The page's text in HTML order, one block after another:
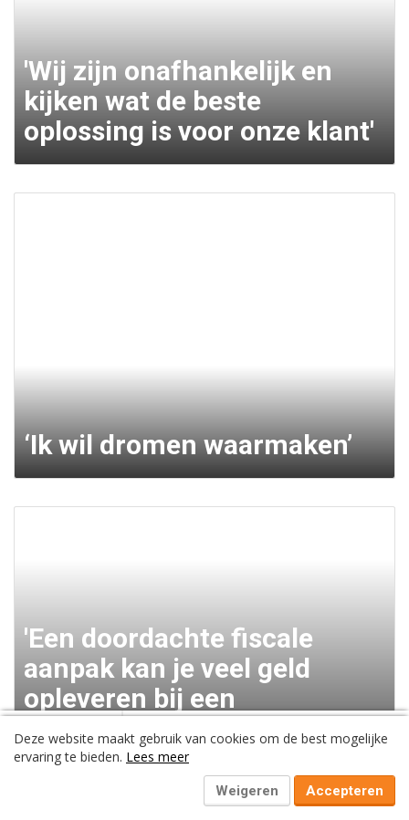
'Adelaer ontwikkelt verder als
bouwer in
financieringsoplossingen'
'Wij zijn onafhankelijk en
kijken wat de beste
oplossing is voor onze klant'
‘Ik wil dromen waarmaken’
'Een doordachte fiscale
aanpak kan je veel geld
opleveren bij een
ontwikkeling of
transformatie'
Deze website maakt gebruik van cookies om de best mogelijke
ervaring te bieden. Lees meer
Weigeren Accepteren